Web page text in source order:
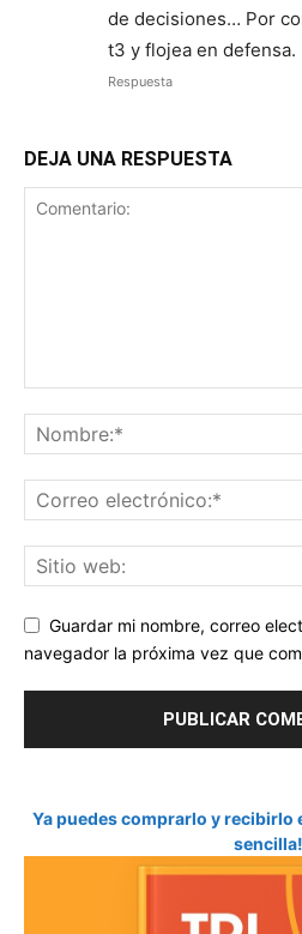
de decisiones… Por
t3 y flojea en defensa.
Respuesta
DEJA UNA RESPUESTA
Guardar mi nombre, correo
navegador la próxima vez que
Ya puedes comprarlo y recibirlo
sencilla!